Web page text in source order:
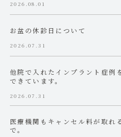
2026.08.01
お盆の休診日について
2026.07.31
他院で入れたインプラント症例
できています。
2026.07.31
医療機関もキャンセル料が取れ
で。